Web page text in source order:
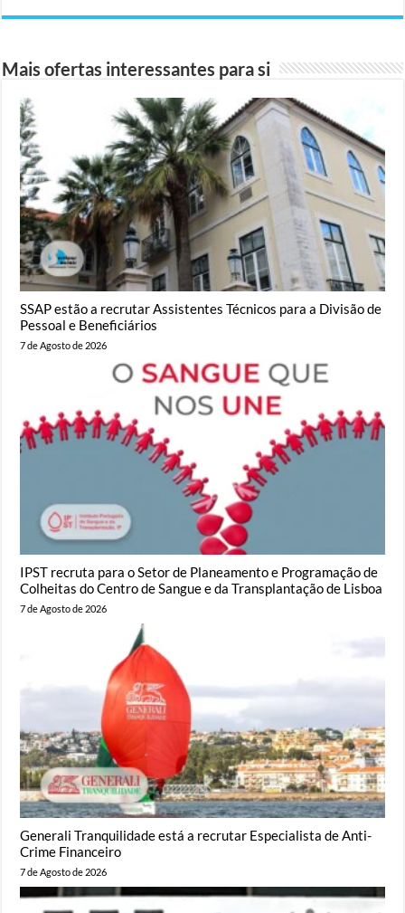
Mais ofertas interessantes para si
SSAP estão a recrutar Assistentes Técnicos para a Divisão de
Pessoal e Beneficiários
7 de Agosto de 2026
IPST recruta para o Setor de Planeamento e Programação de
Colheitas do Centro de Sangue e da Transplantação de Lisboa
7 de Agosto de 2026
Generali Tranquilidade está a recrutar Especialista de Anti-
Crime Financeiro
7 de Agosto de 2026